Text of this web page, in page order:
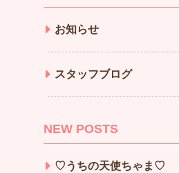
お知らせ
スタッフブログ
NEW POSTS
♡うちの天使ちゃま♡